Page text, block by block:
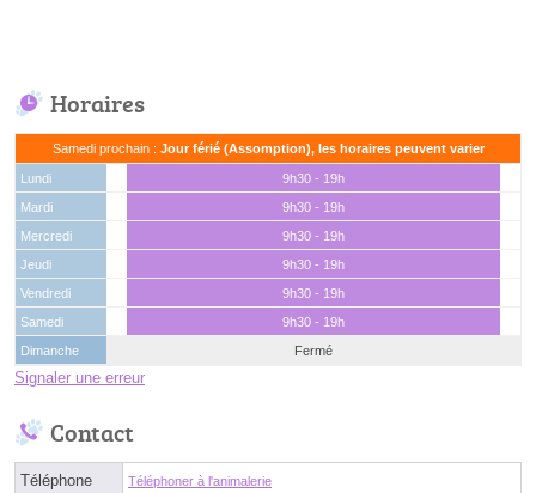
Horaires
Samedi prochain : Jour férié (Assomption), les horaires peuvent varier
Lundi
9h30 - 19h
Mardi
9h30 - 19h
Mercredi
9h30 - 19h
Jeudi
9h30 - 19h
Vendredi
9h30 - 19h
Samedi
9h30 - 19h
Dimanche
Fermé
Signaler une erreur
Contact
Téléphone Téléphoner à l'animalerie